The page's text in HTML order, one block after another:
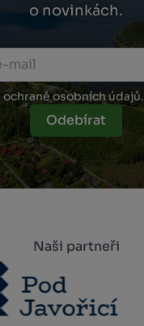
o novinkách.
ochraně osobních údajů.
Odebírat
Naši partneři